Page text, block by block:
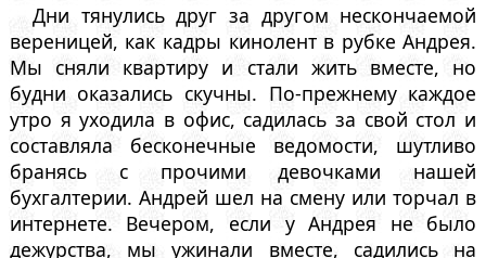
Дни тянулись друг за другом нескончаемой
вереницей, как кадры кинолент в рубке Андрея.
Мы сняли квартиру и стали жить вместе, но
будни оказались скучны. По-прежнему каждое
утро я уходила в офис, садилась за свой стол и
составляла бесконечные ведомости, шутливо
бранясь с прочими девочками нашей
бухгалтерии. Андрей шел на смену или торчал в
интернете. Вечером, если у Андрея не было
дежурства, мы ужинали вместе, садились на